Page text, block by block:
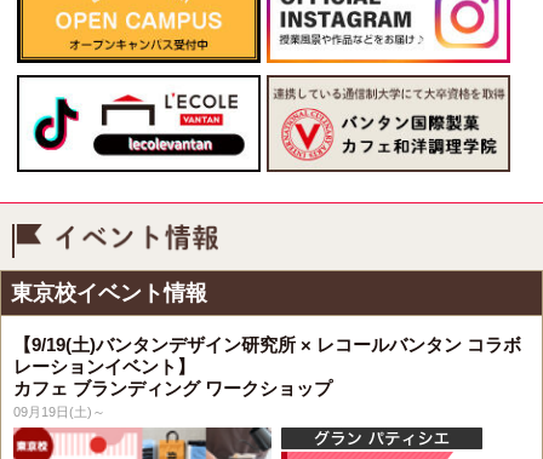
東京校イベント情報
【9/19(土)バンタンデザイン研究所 × レコールバンタン コラボ
レーションイベント】
カフェ ブランディング ワークショップ
09月19日(土)～